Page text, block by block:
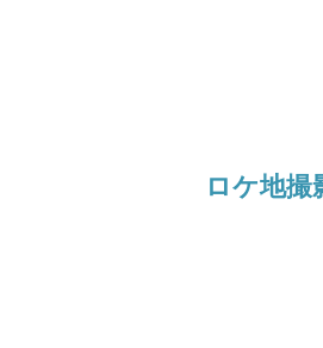
ロケ地撮